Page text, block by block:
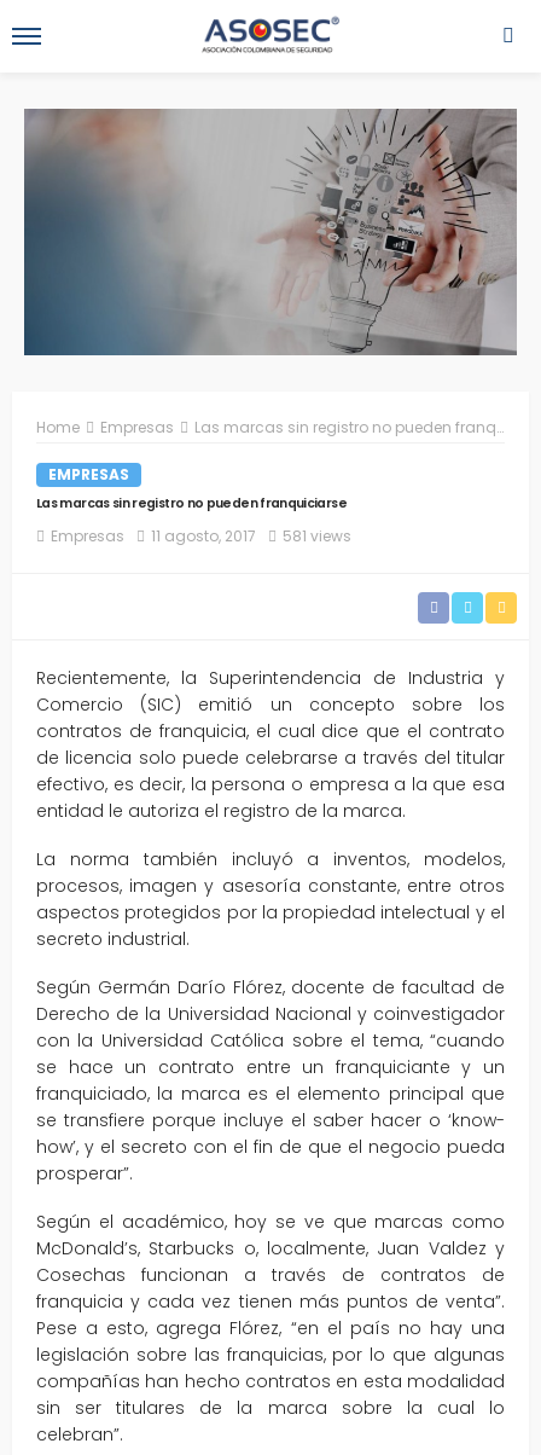
Home Empresas Las marcas sin registro no pueden franquiciarse
EMPRESAS
Las marcas sin registro no pueden franquiciarse
Empresas 11 agosto, 2017 581 views
Recientemente, la Superintendencia de Industria y
Comercio (SIC) emitió un concepto sobre los
contratos de franquicia, el cual dice que el contrato
de licencia solo puede celebrarse a través del titular
efectivo, es decir, la persona o empresa a la que esa
entidad le autoriza el registro de la marca.
La norma también incluyó a inventos, modelos,
procesos, imagen y asesoría constante, entre otros
aspectos protegidos por la propiedad intelectual y el
secreto industrial.
Según Germán Darío Flórez, docente de facultad de
Derecho de la Universidad Nacional y coinvestigador
con la Universidad Católica sobre el tema, “cuando
se hace un contrato entre un franquiciante y un
franquiciado, la marca es el elemento principal que
se transfiere porque incluye el saber hacer o ‘know-
how’, y el secreto con el fin de que el negocio pueda
prosperar”.
Según el académico, hoy se ve que marcas como
McDonald’s, Starbucks o, localmente, Juan Valdez y
Cosechas funcionan a través de contratos de
franquicia y cada vez tienen más puntos de venta”.
Pese a esto, agrega Flórez, “en el país no hay una
legislación sobre las franquicias, por lo que algunas
compañías han hecho contratos en esta modalidad
sin ser titulares de la marca sobre la cual lo
celebran”.